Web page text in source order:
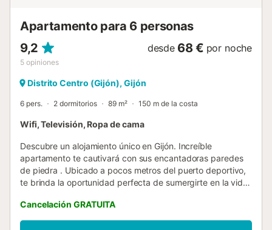
Apartamento para 6 personas
9,2
5 opiniones
desde 68 € por noche
Distrito Centro (Gijón), Gijón
6 pers. 2 dormitorios 89 m² 150 m de la costa
Wifi, Televisión, Ropa de cama
Descubre un alojamiento único en Gijón. Increíble
apartamento te cautivará con sus encantadoras paredes
de piedra . Ubicado a pocos metros del puerto deportivo,
te brinda la oportunidad perfecta de sumergirte en la vida
Cancelación GRATUITA